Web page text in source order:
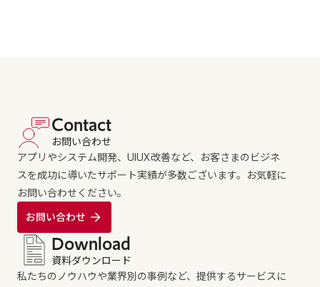
Contact
お問い合わせ
アプリやシステム開発、UIUX改善など、お客さまのビジネ
スを成功に導いたサポート実績が多数ございます。お気軽に
お問い合わせください。
お問い合わせ
Download
資料ダウンロード
私たちのノウハウや業界別の事例など、提供するサービスに